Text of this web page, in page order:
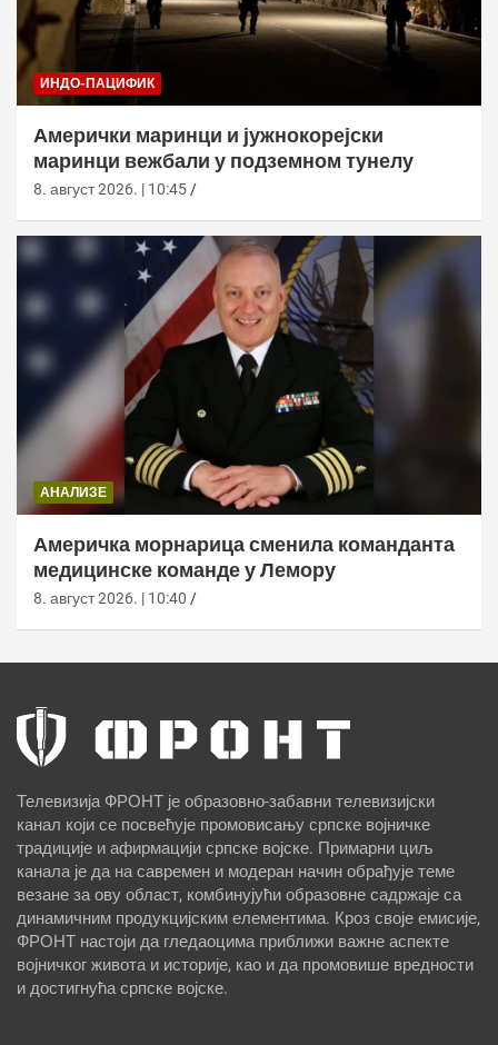
ИНДО-ПАЦИФИК
Амерички маринци и јужнокорејски
маринци вежбали у подземном тунелу
8. август 2026. | 10:45
АНАЛИЗЕ
Америчка морнарица сменила команданта
медицинске команде у Лемору
8. август 2026. | 10:40
Телевизија ФРОНТ је образовно-забавни телевизијски
канал који се посвећује промовисању српске војничке
традиције и афирмацији српске војске. Примарни циљ
канала је да на савремен и модеран начин обрађује теме
везане за ову област, комбинујући образовне садржаје са
динамичним продукцијским елементима. Кроз своје емисије,
ФРОНТ настоји да гледаоцима приближи важне аспекте
војничког живота и историје, као и да промовише вредности
и достигнућа српске војске.